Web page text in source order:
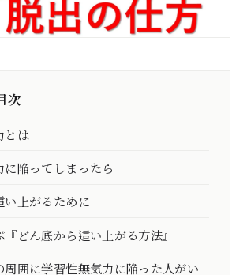
次
とは
陥ってしまったら
い上がるために
どん底から這い上がる方法』
周囲に学習性無気力に陥った人がい